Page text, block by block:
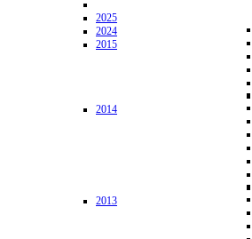
2025
2024
2015
2014
2013